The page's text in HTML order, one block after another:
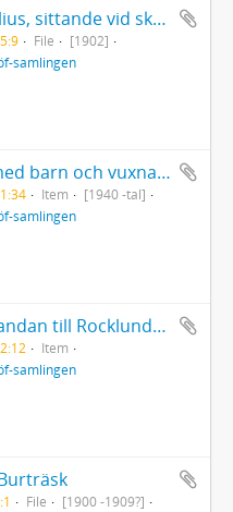
Gundla Gumaelius, sittande vid skrivbord
File
[1902]
samlingen
Signe Kajland med barn och vuxna på Mårbackas trappa
Item
[1940 -tal]
samlingen
Sällskap på verandan till Rocklunda gård i Södermanland på 1890-talet
Item
samlingen
File
[1900 -1909?]